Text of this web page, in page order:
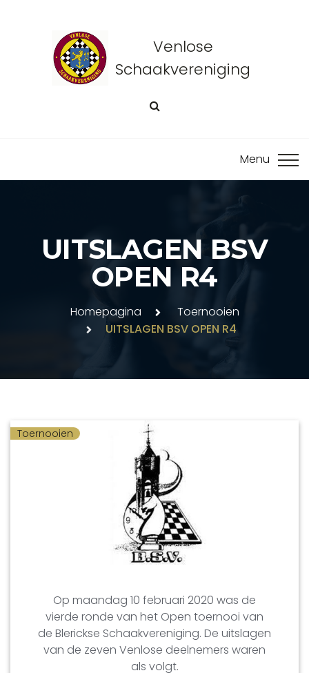
Venlose
Schaakvereniging
UITSLAGEN BSV
OPEN R4
Homepagina
Toernooien
UITSLAGEN BSV OPEN R4
Toernooien
Op maandag 10 februari 2020 was de
vierde ronde van het Open toernooi van
de Blerickse Schaakvereniging. De uitslagen
van de zeven Venlose deelnemers waren
als volgt.